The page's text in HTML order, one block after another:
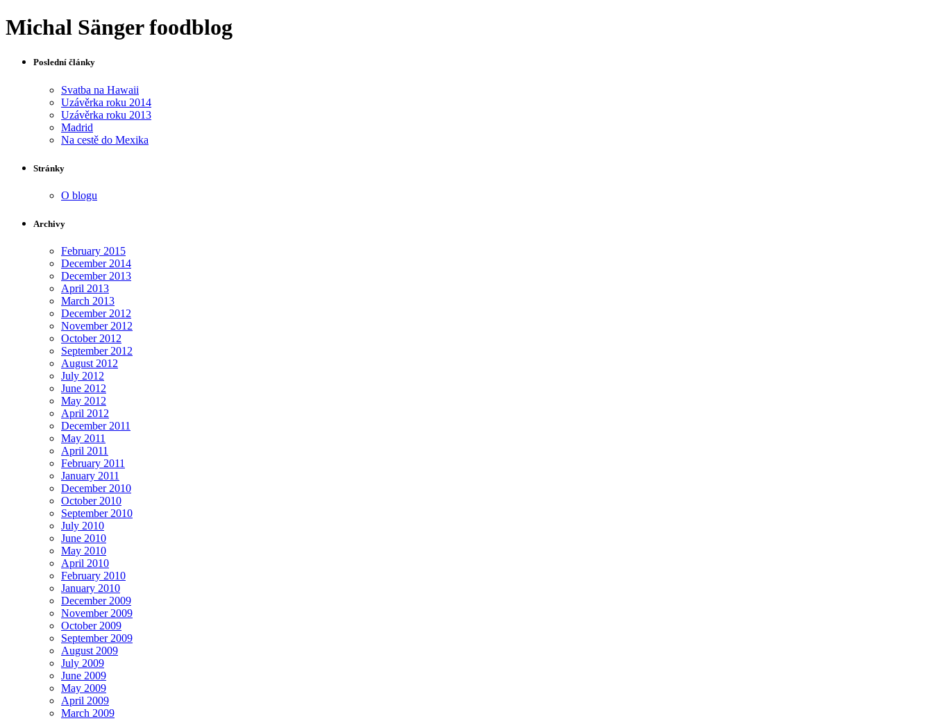
Michal Sänger foodblog
Poslední články
Svatba na Hawaii
Uzávěrka roku 2014
Uzávěrka roku 2013
Madrid
Na cestě do Mexika
Stránky
O blogu
Archivy
February 2015
December 2014
December 2013
April 2013
March 2013
December 2012
November 2012
October 2012
September 2012
August 2012
July 2012
June 2012
May 2012
April 2012
December 2011
May 2011
April 2011
February 2011
January 2011
December 2010
October 2010
September 2010
July 2010
June 2010
May 2010
April 2010
February 2010
January 2010
December 2009
November 2009
October 2009
September 2009
August 2009
July 2009
June 2009
May 2009
April 2009
March 2009